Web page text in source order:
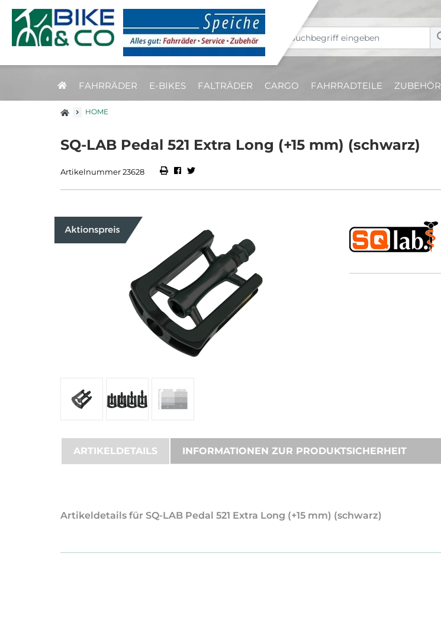
FAHRRÄDER E-BIKES FALTRÄDER CARGO FAHRRADTEILE ZUBEHÖR
HOME
SQ-LAB Pedal 521 Extra Long (+15 mm) (schwarz)
Artikelnummer 23628
ARTIKELDETAILS INFORMATIONEN ZUR PRODUKTSICHERHEIT
Artikeldetails für SQ-LAB Pedal 521 Extra Long (+15 mm) (schwarz)